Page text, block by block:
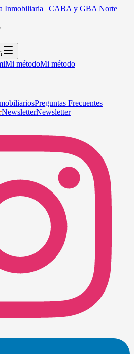
Inmobiliaria | CABA y GBA Norte
Mi métodoMi método
Preguntas Frecuentes
NewsletterNewsletter